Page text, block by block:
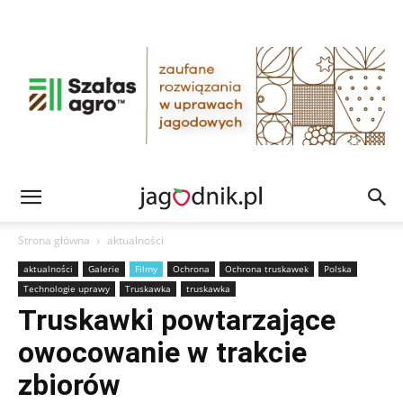
Strona główna aktualności
aktualności Galerie Filmy Ochrona Ochrona truskawek
Polska
Technologie uprawy
Truskawka truskawka
Truskawki powtarzające
owocowanie w trakcie
zbiorów